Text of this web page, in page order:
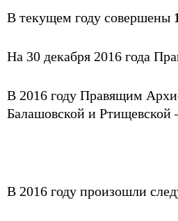
В текущем году совершены
На 30 декабря 2016 года
В 2016 году Правящим
Балашовской и
В 2016 году произошли